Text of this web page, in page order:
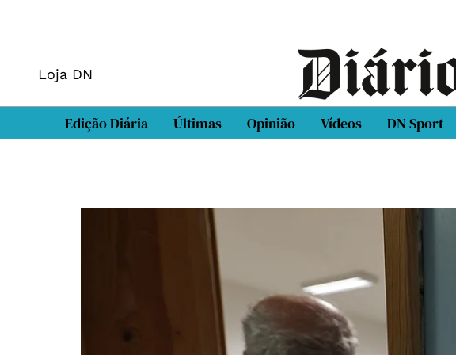
Loja DN
Edição Diária Últimas Opinião Vídeos DN Sport